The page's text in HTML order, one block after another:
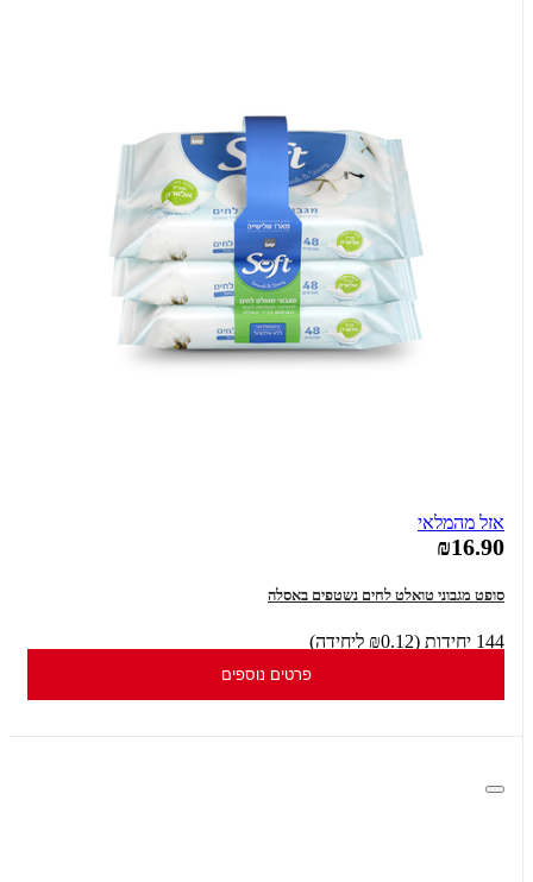
אזל מהמלאי
₪16.90
סופט מגבוני טואלט לחים נשטפים באסלה
144 יחידות (₪0.12 ליחידה)
פרטים נוספים